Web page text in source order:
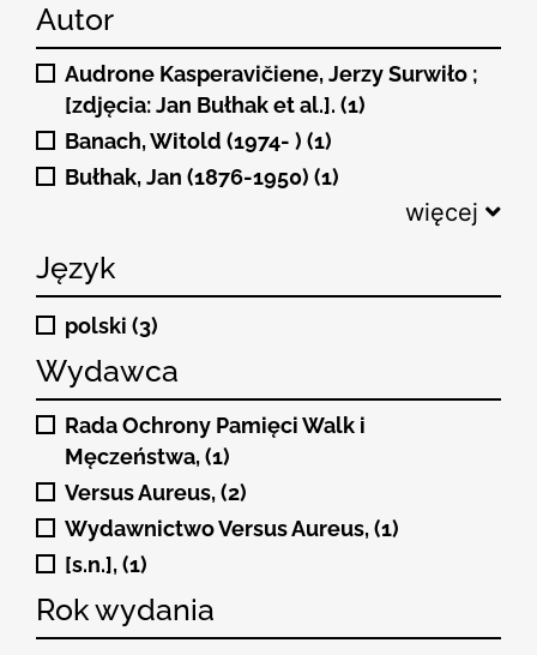
Autor
Audrone Kasperavičiene, Jerzy Surwiło ;
[zdjęcia: Jan Bułhak et al.]. (1)
Banach, Witold (1974- ) (1)
Bułhak, Jan (1876-1950) (1)
więcej
Język
polski (3)
Wydawca
Rada Ochrony Pamięci Walk i
Męczeństwa, (1)
Versus Aureus, (2)
Wydawnictwo Versus Aureus, (1)
[s.n.], (1)
Rok wydania